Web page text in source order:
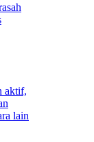
aktif,
lain